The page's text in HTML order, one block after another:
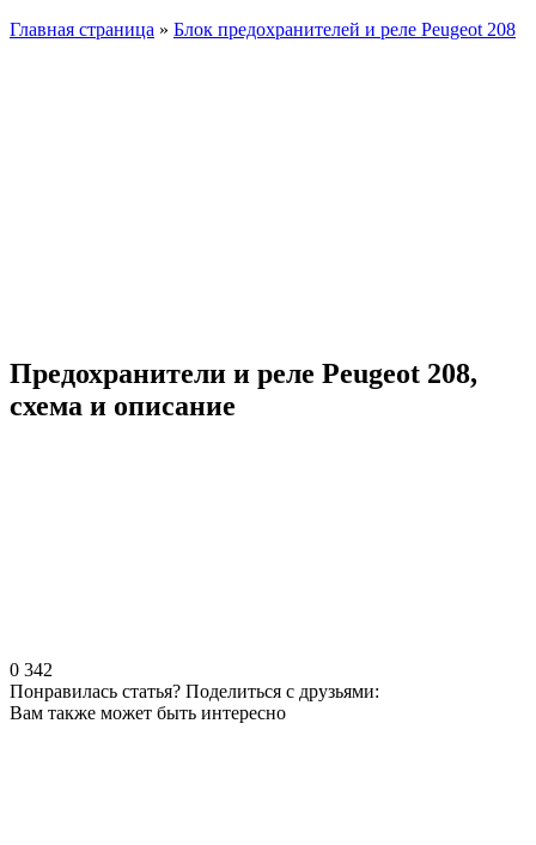
Главная страница » Блок предохранителей и реле Peugeot 208
Предохранители и реле Peugeot 208,
схема и описание
0 342
Понравилась статья? Поделиться с друзьями:
Вам также может быть интересно